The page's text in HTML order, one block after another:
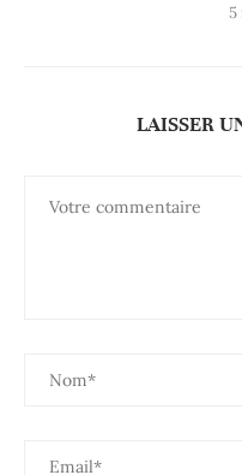
5
LAISSER